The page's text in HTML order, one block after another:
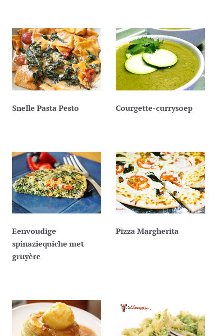
Snelle Pasta Pesto Courgette-currysoep
Eenvoudige
spinaziequiche met
gruyère
Pizza Margherita